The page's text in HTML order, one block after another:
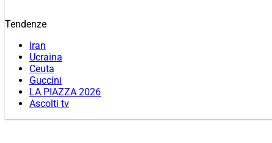
Tendenze
Iran
Ucraina
Ceuta
Guccini
LA PIAZZA 2026
Ascolti tv